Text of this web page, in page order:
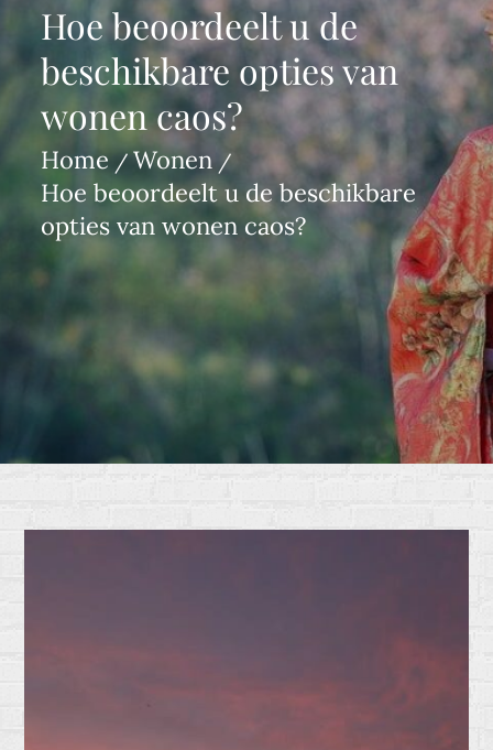
Hoe beoordeelt u de
beschikbare opties van
wonen caos?
Home
Wonen
Hoe beoordeelt u de beschikbare
opties van wonen caos?